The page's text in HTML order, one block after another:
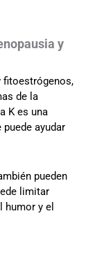
y
fitoestrógenos,
de la
K es una
ayudar
pueden
limitar
y el